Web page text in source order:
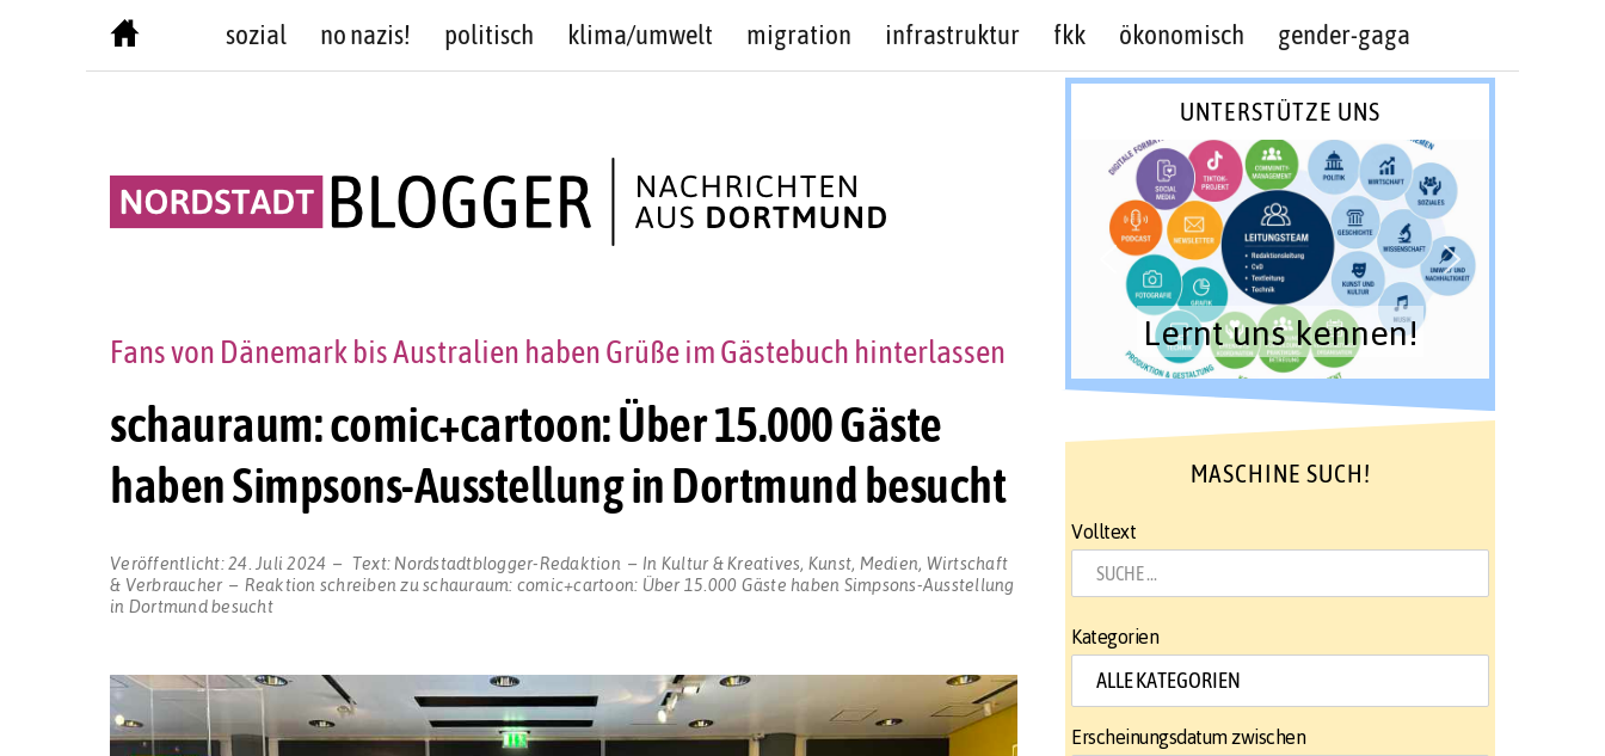
sozial no nazis! politisch klima/umwelt migration infrastruktur fkk ökonomisch gender-gaga
schauraum: comic+cartoon: Über 15.000 Gäste
haben Simpsons-Ausstellung in Dortmund besucht
Fans von Dänemark bis Australien haben Grüße im Gästebuch hinterlassen
Veröffentlicht: 24. Juli 2024 Text: Nordstadtblogger-Redaktion In Kultur & Kreatives Kunst Medien Wirtschaft
& Verbraucher
Reaktion schreiben zu schauraum: comic+cartoon: Über 15.000 Gäste haben Simpsons-Ausstellung
in Dortmund besucht
UNTERSTÜTZE UNS
Lernt uns kennen!
MASCHINE SUCH!
Volltext
Kategorien
Erscheinungsdatum zwischen